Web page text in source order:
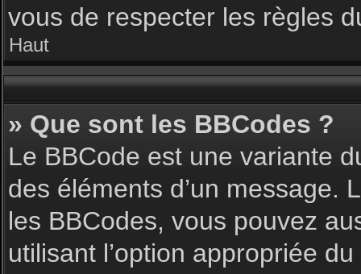
vous de respecter les règles
Haut
» Que sont les BBCodes ?
Le BBCode est une variante
des éléments d’un message.
les BBCodes, vous pouvez
utilisant l’option appropriée